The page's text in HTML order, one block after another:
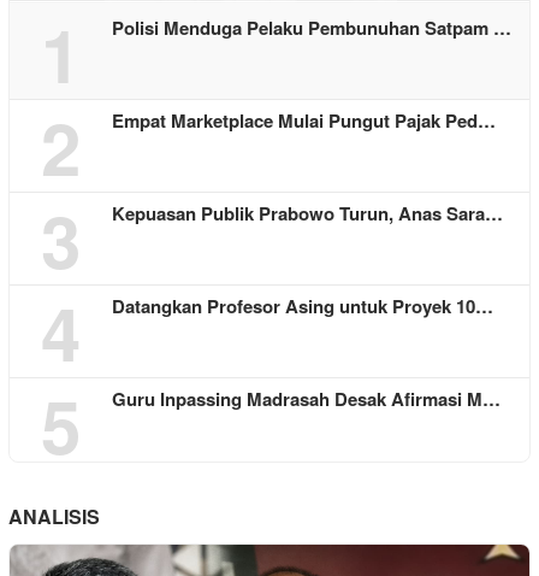
1 Polisi Menduga Pelaku Pembunuhan Satpam …
2 Empat Marketplace Mulai Pungut Pajak Ped…
3 Kepuasan Publik Prabowo Turun, Anas Sara…
4 Datangkan Profesor Asing untuk Proyek 10…
5 Guru Inpassing Madrasah Desak Afirmasi M…
ANALISIS